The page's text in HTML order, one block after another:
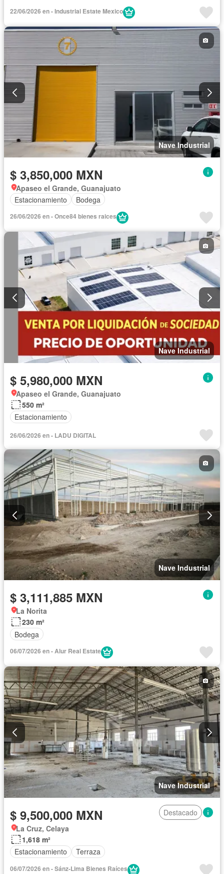
22/06/2026 en - Industrial Estate Mexico
Nave Industrial
$ 3,850,000 MXN
Apaseo el Grande, Guanajuato
Estacionamiento
Bodega
26/06/2026 en - Once84 bienes raices
Nave Industrial
$ 5,980,000 MXN
Apaseo el Grande, Guanajuato
550 m²
Estacionamiento
26/06/2026 en - LADU DIGITAL
Nave Industrial
$ 3,111,885 MXN
La Norita
230 m²
Bodega
06/07/2026 en - Alur Real Estate
Nave Industrial
$ 9,500,000 MXN
Destacado
La Cruz, Celaya
1,618 m²
Estacionamiento
Terraza
06/07/2026 en - Sánz-Lima Bienes Raíces